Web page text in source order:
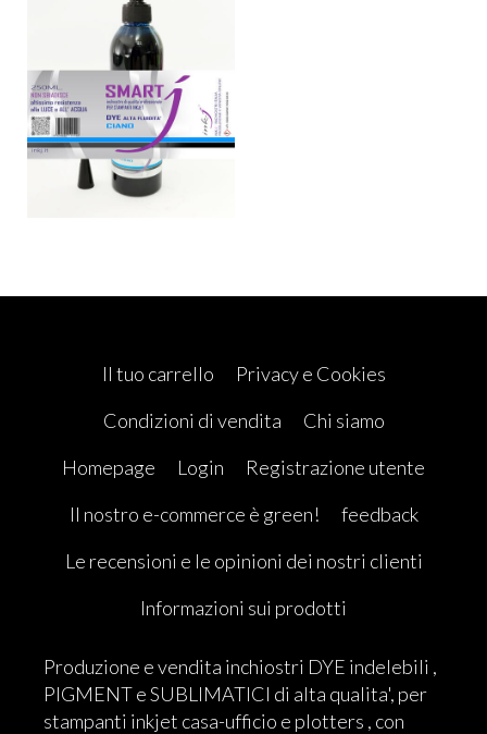
Il tuo carrello
Privacy e Cookies
Condizioni di vendita
Chi siamo
Homepage
Login
Registrazione utente
Il nostro e-commerce è green!
feedback
Le recensioni e le opinioni dei nostri clienti
Informazioni sui prodotti
Produzione e vendita inchiostri DYE indelebili ,
PIGMENT e SUBLIMATICI di alta qualita', per
stampanti inkjet casa-ufficio e plotters , con